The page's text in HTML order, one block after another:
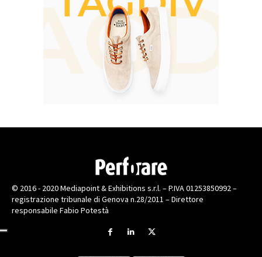
© 2016 - 2020 Mediapoint & Exhibitions s.r.l. – P.IVA 01253850992 –
registrazione tribunale di Genova n.28/2011 – Direttore
responsabile Fabio Potestà